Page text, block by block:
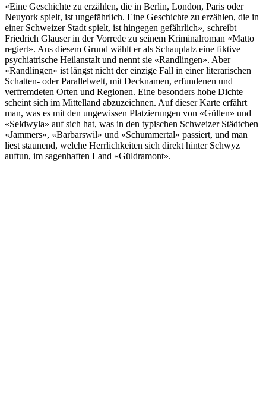
«Eine Geschichte zu erzählen, die in Berlin, London, Paris oder
Neuyork spielt, ist ungefährlich. Eine Geschichte zu erzählen, die in
einer Schweizer Stadt spielt, ist hingegen gefährlich», schreibt
Friedrich Glauser in der Vorrede zu seinem Kriminalroman «Matto
regiert». Aus diesem Grund wählt er als Schauplatz eine fiktive
psychiatrische Heilanstalt und nennt sie «Randlingen». Aber
«Randlingen» ist längst nicht der einzige Fall in einer literarischen
Schatten- oder Parallelwelt, mit Decknamen, erfundenen und
verfremdeten Orten und Regionen. Eine besonders hohe Dichte
scheint sich im Mittelland abzuzeichnen. Auf dieser Karte erfährt
man, was es mit den ungewissen Platzierungen von «Güllen» und
«Seldwyla» auf sich hat, was in den typischen Schweizer Städtchen
«Jammers», «Barbarswil» und «Schummertal» passiert, und man
liest staunend, welche Herrlichkeiten sich direkt hinter Schwyz
auftun, im sagenhaften Land «Güldramont».